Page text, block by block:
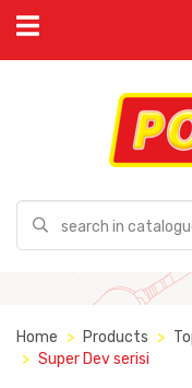
Home Products
Super Dev serisi